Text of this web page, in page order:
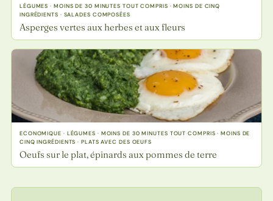
LÉGUMES · MOINS DE 30 MINUTES TOUT COMPRIS · MOINS DE CINQ
INGRÉDIENTS · SALADES COMPOSÉES
Asperges vertes aux herbes et aux fleurs
ECONOMIQUE · LÉGUMES · MOINS DE 30 MINUTES TOUT COMPRIS · MOINS DE
CINQ INGRÉDIENTS · PLATS AVEC DES OEUFS
Oeufs sur le plat, épinards aux pommes de terre